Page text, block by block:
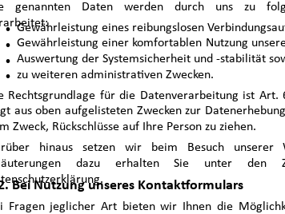
genannten Daten werden durch uns zu
· Gewährleistung eines reibungslosen
· Gewährleistung einer komfortablen Nutzung
· Auswertung der Systemsicherheit und -stabilität
· zu weiteren administrativen Zwecken.
Rechtsgrundlage für die Datenverarbeitung ist
aus oben aufgelisteten Zwecken zur
Zweck, Rückschlüsse auf Ihre Person zu ziehen.
hinaus setzen wir beim Besuch unserer
dazu erhalten Sie unter
Bei Nutzung unseres Kontaktformulars
Fragen jeglicher Art bieten wir Ihnen die